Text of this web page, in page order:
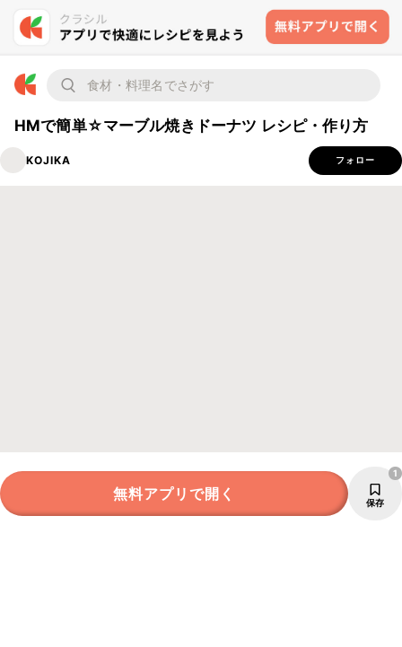
HMで簡単☆マーブル焼きドーナツ レシピ・作り方
KOJIKA フォロー
無料アプリで開く 保存
1